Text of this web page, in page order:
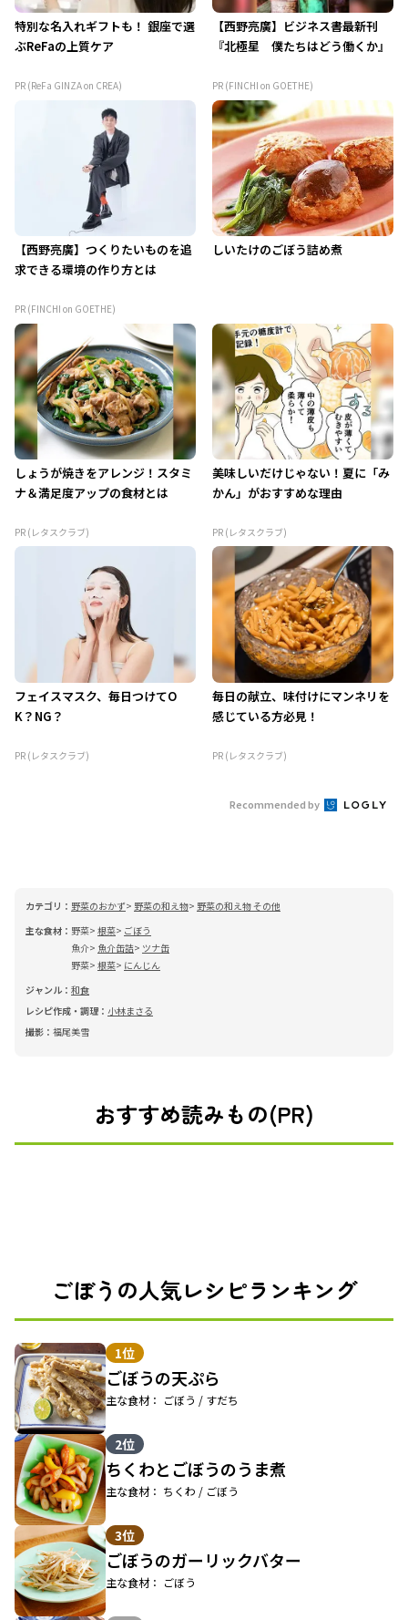
特別な名入れギフトも！ 銀座で選
ぶReFaの上質ケア
PR (ReFa GINZA on CREA)
【西野亮廣】ビジネス書最新刊
『北極星 僕たちはどう働くか』
PR (FINCHI on GOETHE)
【西野亮廣】つくりたいものを追
求できる環境の作り方とは
PR (FINCHI on GOETHE)
しいたけのごぼう詰め煮
しょうが焼きをアレンジ！スタミ
ナ＆満足度アップの食材とは
PR (レタスクラブ)
美味しいだけじゃない！夏に「み
かん」がおすすめな理由
PR (レタスクラブ)
フェイスマスク、毎日つけてO
K？NG？
PR (レタスクラブ)
毎日の献立、味付けにマンネリを
感じている方必見！
PR (レタスクラブ)
Recommended by
カテゴリ： 野菜のおかず 野菜の和え物
野菜の和え物 その他
主な食材： 野菜 根菜
ごぼう
魚介
魚介缶詰
ツナ缶
野菜 根菜
にんじん
ジャンル： 和食
レシピ作成・調理： 小林まさる
撮影： 福尾美雪
おすすめ読みもの(PR)
ごぼうの人気レシピランキング
1位
ごぼうの天ぷら
主な食材： ごぼう / すだち
2位
ちくわとごぼうのうま煮
主な食材： ちくわ / ごぼう
3位
ごぼうのガーリックバター
主な食材： ごぼう